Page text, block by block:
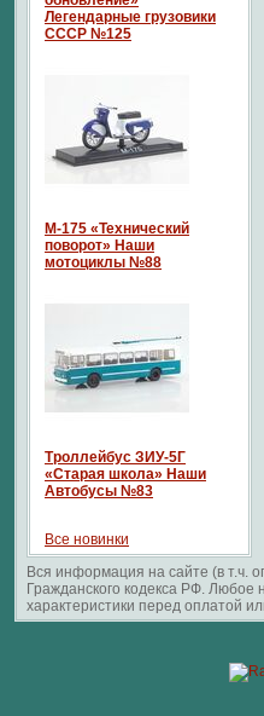
Легендарные грузовики
СССР №125
М-175 «Технический
поворот» Наши
мотоциклы №88
Троллейбус ЗИУ-5Г
«Старая школа» Наши
Автобусы №83
Все новинки
Вся информация на сайте (в т.ч.
Гражданского кодекса РФ.
характеристики перед оплатой